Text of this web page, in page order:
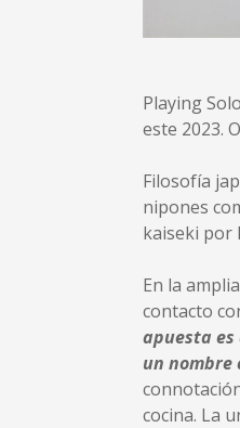
Playing
este 2023.
Filosofía
nipones
kaiseki por
En la
contacto
apuesta es
un nombre
cocina. La